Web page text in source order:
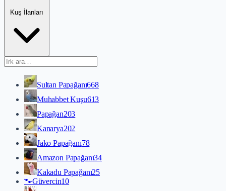
Kuş İlanları
Sultan Papağanı668
Muhabbet Kuşu613
Papağan203
Kanarya202
Jako Papağanı78
Amazon Papağanı34
Kakadu Papağanı25
🐾Güvercin10